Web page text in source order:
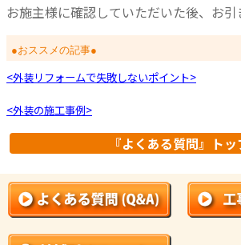
お施主様に確認していただいた後、お引
●おススメの記事●
<外装リフォームで失敗しないポイント>
<外装の施工事例>
『よくある質問』トッ